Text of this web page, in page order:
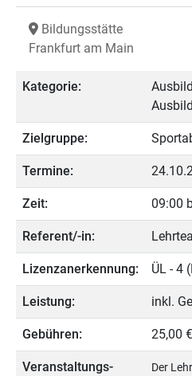
Bildungsstätte
Frankfurt am Main
Kategorie:
Zielgruppe:
Termine:
Zeit: 09:00
Referent/-in:
Lizenzanerkennung: ÜL - 4
Leistung: inkl.
Gebühren: 25,00
Veranstaltungs­
Der